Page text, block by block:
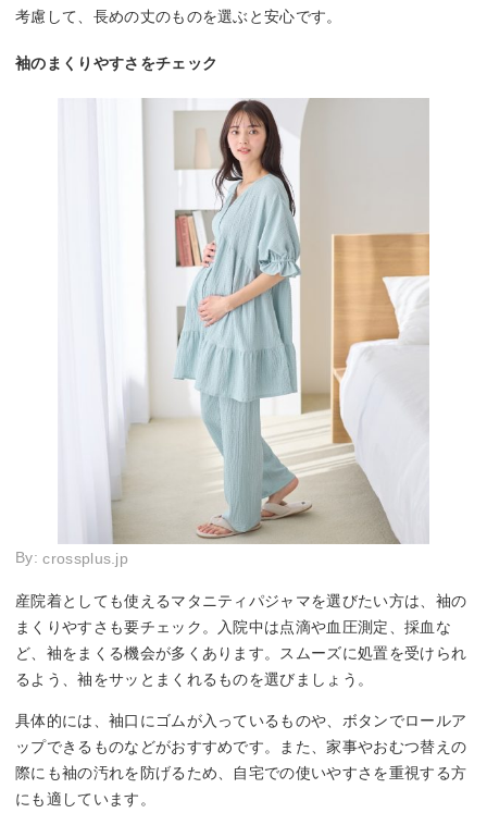
考慮して、長めの丈のものを選ぶと安心です。
袖のまくりやすさをチェック
By:crossplus.jp
産院着としても使えるマタニティパジャマを選びたい方は、袖の
まくりやすさも要チェック。入院中は点滴や血圧測定、採血な
ど、袖をまくる機会が多くあります。スムーズに処置を受けられ
るよう、袖をサッとまくれるものを選びましょう。
具体的には、袖口にゴムが入っているものや、ボタンでロールア
ップできるものなどがおすすめです。また、家事やおむつ替えの
際にも袖の汚れを防げるため、自宅での使いやすさを重視する方
にも適しています。